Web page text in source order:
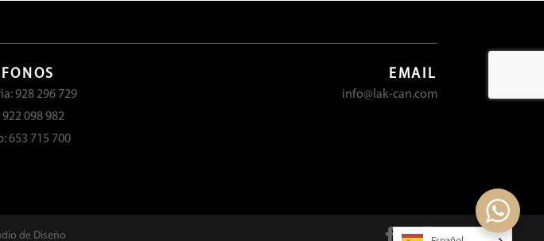
928 296 729
922 098 982
653 715 700
EMAIL
info@lak-can.com
de Diseño